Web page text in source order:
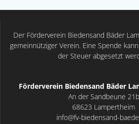
Der Förderverein Biedensand Bäder
gemeinnütziger Verein. Eine Spende
der Steuer abgesetzt
Förderverein Biedensand Bäder
An der Sandbeune 21b
68623 Lampertheim
info@fv-biedensand-